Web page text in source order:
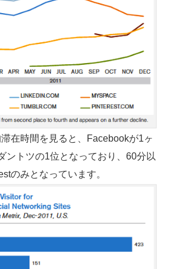
在時間を見ると、Facebookが1ヶ
ントツの1位となっており、60分以
のみとなっています。